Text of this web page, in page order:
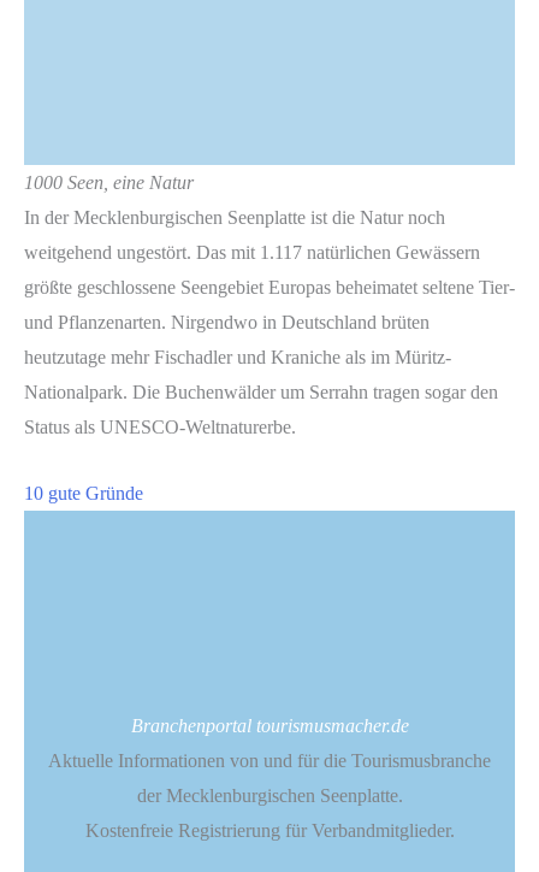
1000 Seen, eine Natur
In der Mecklenburgischen Seenplatte ist die Natur noch
weitgehend ungestört. Das mit 1.117 natürlichen Gewässern
größte geschlossene Seengebiet Europas beheimatet seltene Tier-
und Pflanzenarten. Nirgendwo in Deutschland brüten
heutzutage mehr Fischadler und Kraniche als im Müritz-
Nationalpark. Die Buchenwälder um Serrahn tragen sogar den
Status als UNESCO-Weltnaturerbe.
10 gute Gründe
Branchenportal tourismusmacher.de
Aktuelle Informationen von und für die Tourismusbranche
der Mecklenburgischen Seenplatte.
Kostenfreie Registrierung für Verbandmitglieder.